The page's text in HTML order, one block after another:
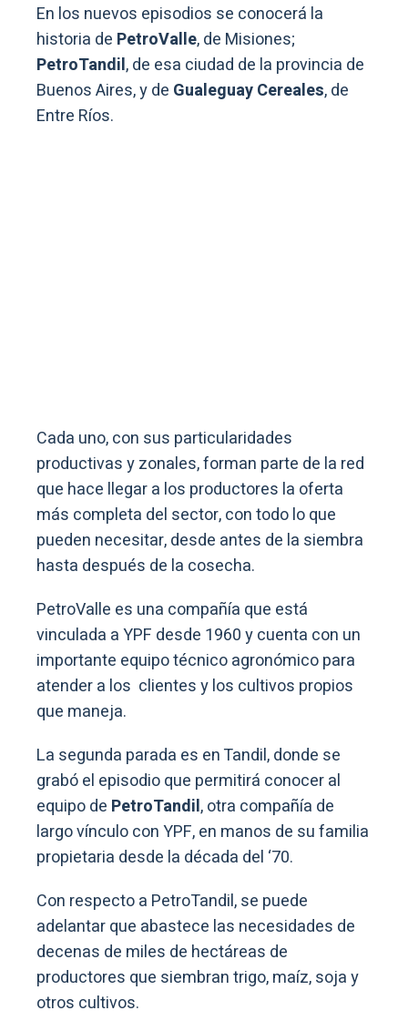
En los nuevos episodios se conocerá la
historia de PetroValle, de Misiones;
PetroTandil, de esa ciudad de la provincia de
Buenos Aires, y de Gualeguay Cereales, de
Entre Ríos.
Cada uno, con sus particularidades
productivas y zonales, forman parte de la red
que hace llegar a los productores la oferta
más completa del sector, con todo lo que
pueden necesitar, desde antes de la siembra
hasta después de la cosecha.
PetroValle es una compañía que está
vinculada a YPF desde 1960 y cuenta con un
importante equipo técnico agronómico para
atender a los clientes y los cultivos propios
que maneja.
La segunda parada es en Tandil, donde se
grabó el episodio que permitirá conocer al
equipo de PetroTandil, otra compañía de
largo vínculo con YPF, en manos de su familia
propietaria desde la década del ‘70.
Con respecto a PetroTandil, se puede
adelantar que abastece las necesidades de
decenas de miles de hectáreas de
productores que siembran trigo, maíz, soja y
otros cultivos.